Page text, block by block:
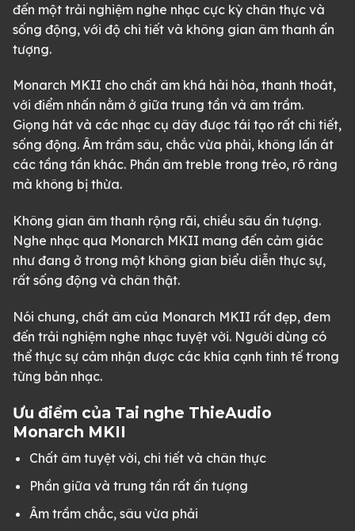
đến một trải nghiệm nghe nhạc cực kỳ chân thực và
sống động, với độ chi tiết và không gian âm thanh ấn
tượng.
Monarch MKII cho chất âm khá hài hòa, thanh thoát,
với điểm nhấn nằm ở giữa trung tần và âm trầm.
Giọng hát và các nhạc cụ dây được tái tạo rất chi tiết,
sống động. Âm trầm sâu, chắc vừa phải, không lấn át
các tầng tần khác. Phần âm treble trong trẻo, rõ ràng
mà không bị thừa.
Không gian âm thanh rộng rãi, chiều sâu ấn tượng.
Nghe nhạc qua Monarch MKII mang đến cảm giác
như đang ở trong một không gian biểu diễn thực sự,
rất sống động và chân thật.
Nói chung, chất âm của Monarch MKII rất đẹp, đem
đến trải nghiệm nghe nhạc tuyệt vời. Người dùng có
thể thực sự cảm nhận được các khía cạnh tinh tế trong
từng bản nhạc.
Ưu điểm của Tai nghe ThieAudio
Monarch MKII
Chất âm tuyệt vời, chi tiết và chân thực
Phần giữa và trung tần rất ấn tượng
Âm trầm chắc, sâu vừa phải